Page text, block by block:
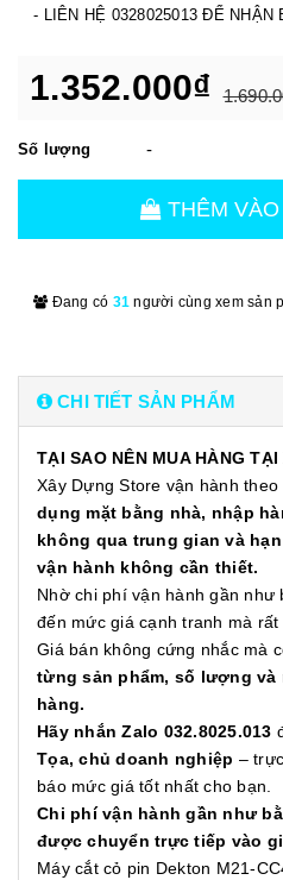
- LIÊN HỆ 0328025013 ĐỂ NHẬN
1.352.000₫
Số lượng -
THÊM
Đang có 31 người cùng xem sản
CHI TIẾT SẢN PHẨM
TẠI SAO NÊN MUA HÀNG
Xây Dựng Store vận hành
dụng mặt bằng nhà, nhập
không qua trung gian và
vận hành không cần thiết.
Nhờ chi phí vận hành gần như
đến mức giá cạnh tranh mà
Giá bán không cứng nhắc mà
từng sản phẩm, số lượng và
hàng.
Hãy nhắn Zalo 032.8025.013
Tọa, chủ doanh nghiệp –
báo mức giá tốt nhất cho bạn.
Chi phí vận hành gần như
được chuyển trực tiếp vào
Máy cắt cỏ pin Dekton M21-